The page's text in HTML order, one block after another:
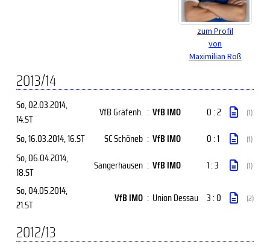
zum Profil
von
Maximilian Roß
2013/14
So, 02.03.2014,
14.ST
VfB Gräfenh. : VfB IMO 0 : 2 (1)
So, 16.03.2014, 16.ST SC Schöneb : VfB IMO 0 : 1 (1)
So, 06.04.2014,
18.ST
Sangerhausen : VfB IMO 1 : 3 (1)
So, 04.05.2014,
21.ST
VfB IMO : Union Dessau 3 : 0 (2)
2012/13